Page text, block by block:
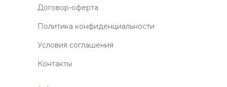
Договор-оферта
Политика конфиденциальности
Условия соглашения
Контакты